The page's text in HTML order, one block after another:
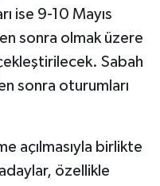
ise 9-10 Mayıs
sonra olmak üzere
Sabah
sonra oturumları
açılmasıyla birlikte
özellikle